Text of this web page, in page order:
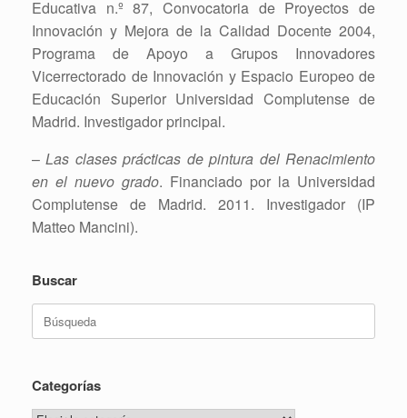
Educativa n.º 87, Convocatoria de Proyectos de
Innovación y Mejora de la Calidad Docente 2004,
Programa de Apoyo a Grupos Innovadores
Vicerrectorado de Innovación y Espacio Europeo de
Educación Superior Universidad Complutense de
Madrid. Investigador principal.
–Las clases prácticas de pintura del Renacimiento
en el nuevo grado. Financiado por la Universidad
Complutense de Madrid. 2011. Investigador (IP
Matteo Mancini).
Buscar
Buscar:
Categorías